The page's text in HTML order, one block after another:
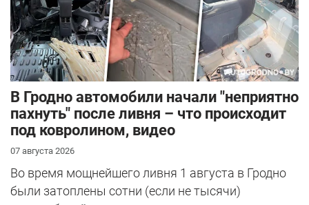
В Гродно автомобили начали "неприятно
пахнуть" после ливня – что происходит
под ковролином, видео
07 августа 2026
Во время мощнейшего ливня 1 августа в Гродно
были затоплены сотни (если не тысячи)